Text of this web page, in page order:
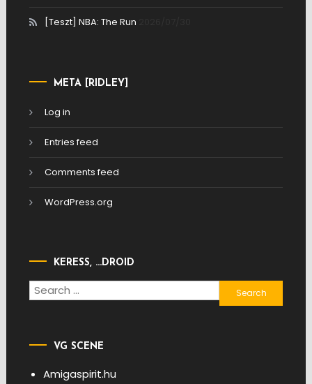
[Teszt] NBA: The Run
META [RIDLEY]
Log in
Entries feed
Comments feed
WordPress.org
KERESS, …DROID
Search
for:
VG SCENE
Amigaspirit.hu